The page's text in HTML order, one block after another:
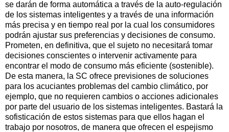
se darán de forma automática a través de la auto-regulación
de los sistemas inteligentes y a través de una información
más precisa y en tiempo real por la cual los consumidores
podrán ajustar sus preferencias y decisiones de consumo.
Prometen, en definitiva, que el sujeto no necesitará tomar
decisiones conscientes o intervenir activamente para
encontrar el modo de consumo más eficiente (sostenible).
De esta manera, la SC ofrece previsiones de soluciones
para los acuciantes problemas del cambio climático, por
ejemplo, que no requieren cambios o acciones adicionales
por parte del usuario de los sistemas inteligentes. Bastará la
sofisticación de estos sistemas para que ellos hagan el
trabajo por nosotros, de manera que ofrecen el espejismo